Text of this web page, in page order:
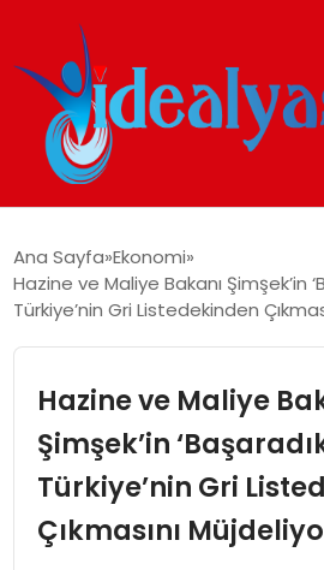
GÜNDEM
İDEAL SPOR
YAŞAM
Ana Sayfa Ekonomi
Hazine ve Maliye Bakanı Şimşek’in
Türkiye’nin Gri Listedekinden
Hazine ve Maliye
Şimşek’in
Türkiye’nin Gri
Çıkmasını